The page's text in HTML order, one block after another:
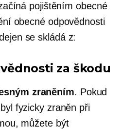
pojištěním obecné
obecné odpovědnosti
se skládá z:
za škodu
zraněním. Pokud
fyzicky zraněn při
můžete být